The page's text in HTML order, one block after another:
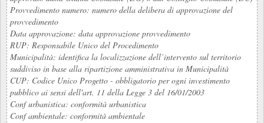
Provvedimento numero: numero della delibera di approvazione del
provvedimento
Data approvazione: data approvazione provvedimento
RUP: Responsabile Unico del Procedimento
Municipalità: identifica la localizzazione dell’intervento sul territorio
suddiviso in base alla ripartizione amministrativa in Municipalità
CUP: Codice Unico Progetto - obbligatorio per ogni investimento
pubblico ai sensi dell'art. 11 della Legge 3 del 16/01/2003
Conf urbanistica: conformità urbanistica
Conf ambientale: conformità ambientale